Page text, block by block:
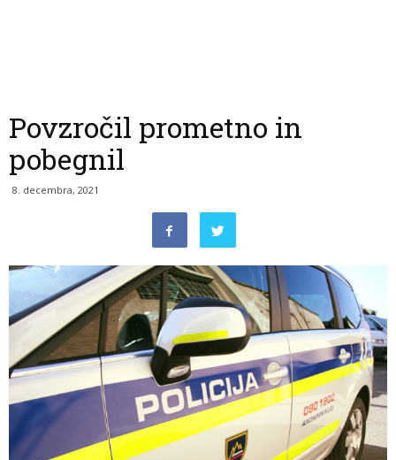
Povzročil prometno in
pobegnil
8. decembra, 2021